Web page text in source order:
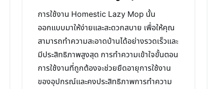
การใช้งาน Homestic Lazy Mop นั้น
ออกแบบมาให้ง่ายและสะดวกสบาย เพื่อให้คุณ
สามารถทำความสะอาดบ้านได้อย่างรวดเร็วและ
มีประสิทธิภาพสูงสุด การทำความเข้าใจขั้นตอน
การใช้งานที่ถูกต้องจะช่วยยืดอายุการใช้งาน
ของอุปกรณ์และคงประสิทธิภาพการทำความ